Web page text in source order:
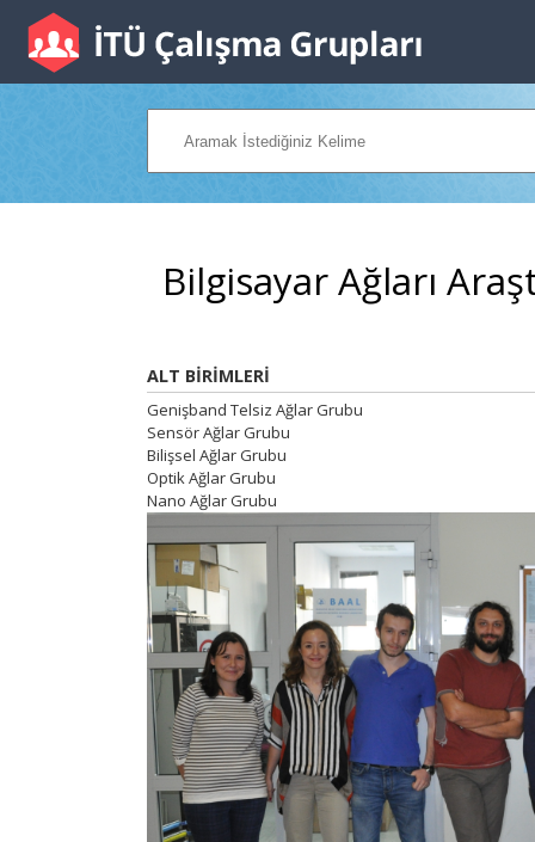
Bilgisayar Ağları
ALT BİRİMLERİ
Genişband Telsiz Ağlar Grubu
Sensör Ağlar Grubu
Bilişsel Ağlar Grubu
Optik Ağlar Grubu
Nano Ağlar Grubu